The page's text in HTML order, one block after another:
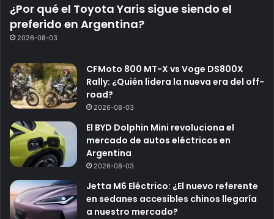
¿Por qué el Toyota Yaris sigue siendo el
preferido en Argentina?
2026-08-03
CFMoto 800 MT-X vs Voge DS800X
Rally: ¿Quién lidera la nueva era del off-
road?
2026-08-03
El BYD Dolphin Mini revoluciona el
mercado de autos eléctricos en
Argentina
2026-08-03
Jetta M6 Eléctrico: ¿El nuevo referente
en sedanes accesibles chinos llegaría
a nuestro mercado?